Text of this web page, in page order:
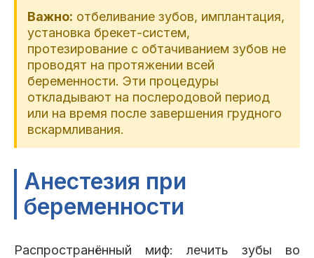
Важно: отбеливание зубов, имплантация,
установка брекет-систем,
протезирование с обтачиванием зубов не
проводят на протяжении всей
беременности. Эти процедуры
откладывают на послеродовой период
или на время после завершения грудного
вскармливания.
Анестезия при
беременности
Распространённый миф: лечить зубы во